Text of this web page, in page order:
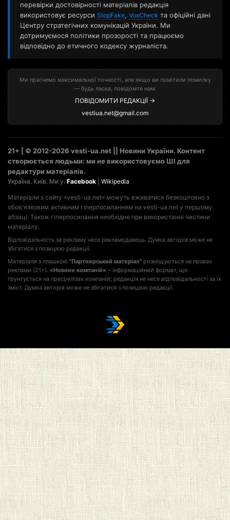
перевірки достовірності матеріалів редакція
використовує ресурси StopFake, VoxCheck та офіційні дані
Центру стратегічних комунікацій України. Ми
дотримуємося політики прозорості та працюємо
відповідно до етичного кодексу журналіста.
Ми прагнемо максимальної точності, але якщо ви помітили помилку
— будь ласка, повідомте нам:
ПОВІДОМИТИ РЕДАКЦІЇ →
vestiua.net@gmail.com
21+ | © 2012-2026 vesti-ua.net || Новини України. Контент
створюється людьми: ми не використовуємо ШІ для
редактури матеріалів.
Україна. Київ. Ми у: Facebook Wikipedia
Матеріали з сайту «vesti-ua.net» можуть вживатися безкоштовно з
обов'язковим активним гіперпосиланням на vesti-ua.net у першому
абзаці. Також гіперпосилання необхідне при використанні частини
матеріалу.
Відповідальність за рекламу несе рекламодавець. Думка авторів може не
збігатися з позицією редакції.
Матеріали з плашкою "Партнерський матеріал" розміщуються на правах
реклами (21+). «Новини компаній» – інформаційний формат, що
ґрунтується на пресрелізах компаній; редакція не несе відповідальності за їх
зміст. Думка авторів може не збігатися з позицією редакції.